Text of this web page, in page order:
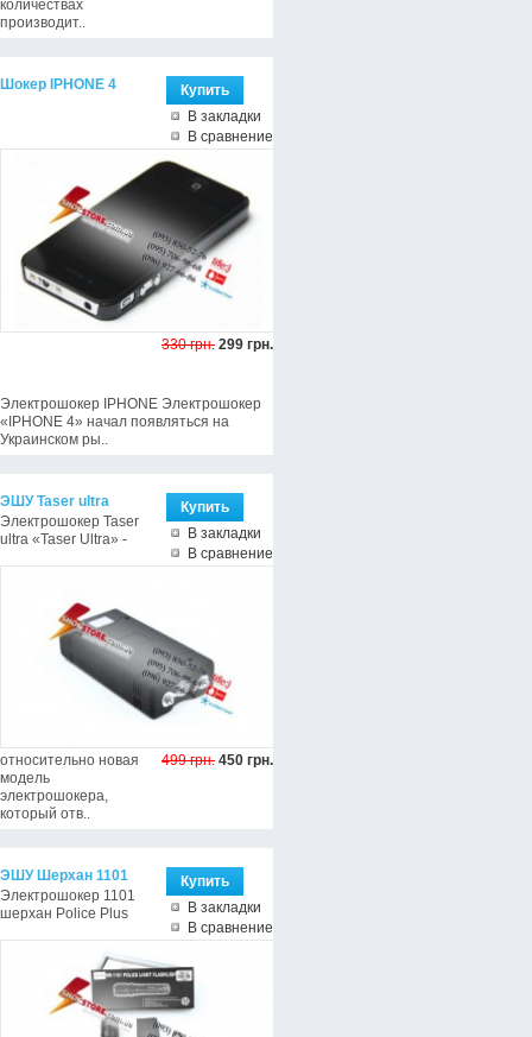
количествах
производит..
В закладки
В сравнение
330 грн. 299 грн.
Шокер IPHONE 4
Электрошокер IPHONE Электрошокер
«IPHONE 4» начал появляться на
Украинском ры..
В закладки
В сравнение
499 грн. 450 грн.
ЭШУ Taser ultra
Электрошокер Taser
ultra «Taser Ultra» -
относительно новая
модель
электрошокера,
который отв..
В закладки
В сравнение
ЭШУ Шерхан 1101
Электрошокер 1101
шерхан Police Plus